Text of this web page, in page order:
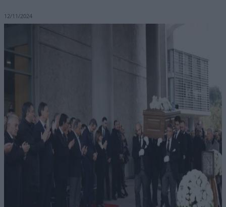
12/11/2024